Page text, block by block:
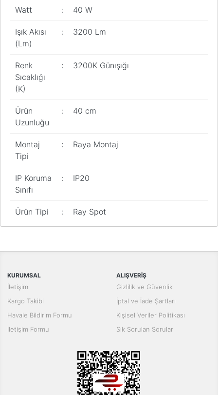
Watt : 40 W
Işık Akısı
(Lm)
: 3200 Lm
Renk
Sıcaklığı
(K)
: 3200K Günışığı
Ürün
Uzunluğu
: 40 cm
Montaj
Tipi
: Raya Montaj
IP Koruma
Sınıfı
: IP20
Ürün Tipi : Ray Spot
Yorum Yaz
Bu ürünün fiyat bilgisi, resim, ürün açıklamalarında ve diğer
Ürün resmi kalitesiz, bozuk veya görüntülenemiyor.
Ürün fiyatı diğer sitelerden daha pahalı.
Bu ürüne benzer farklı alternatifler olmalı.
KURUMSAL
İletişim
Kargo Takibi
Havale Bildirim Formu
İletişim Formu
ALIŞVERİŞ
Gizlilik ve Güvenlik
İptal ve İade Şartları
Kişisel Veriler Politikası
Sık Sorulan Sorular